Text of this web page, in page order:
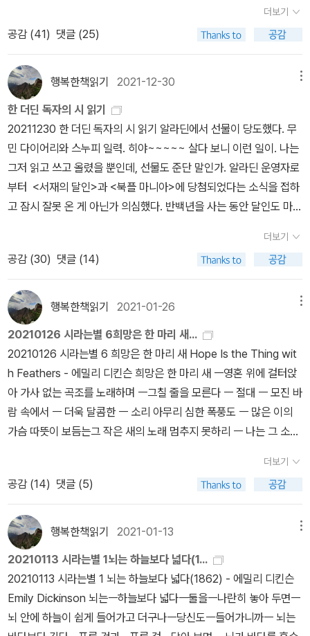
시를 이렇게밖에 알지 못해요. 다른 방법이 있나요? ㅡ 에밀리 디킨
슨이 토머스 웬트워스 히긴슨에게 보낸 편지에서
못하고 말았다! 그 다음에는 '태평광기' 완질이 기다리고 있고!)3. 디
다스칼리 - 수상쩍을 정도로 몰리에르 희곡에 진심인 출판사여기는
얼마 전에 북펀드를 통해 처음 알게 되었다. 몰리에르 희곡이라면 언
제든 환영이다. 그렇잖아도 대부분의 번역서가 '몰리에르 작품집'이니
'몰리에르 희곡선'이니 하는 이름이다 보니, 이것저것 중복되는 작품
이 많아서 좀 솎아내려고 하던 참이었다. 급기야 갖고 있는 번역서를
찾아내서 마루에 쌓아두고 차일피일하던 참이었는데, 희한하게도 몰
리에르를 집중적으로 간행하는 출판사가 있다기에 자연히 호기심이
생겼다. 현재 세 권까지 나왔는데 분량에 비해 가격이 비싼 편으로 보
인다. 몰리에르에 대한 관심은 작년엔가 재작년엔가 '돈 후안' 전설을
이용한 작품 예닐곱 종을 연이어 읽고, 비교적 최근에는 주디스 슈클
라 책 때문에 덩달아 '타르튀프'까지 읽으면서 간만에 부활했는데, 그
와중에 이것저것 메모한 내용을 아직 다 정리하지는 못했다.가만 보
르네유 희곡 선집도 전공자 한 명이 번역했는데, 결국 이런 종류의 책
은 누군가 한 명이 작정하고 달려들어야만 뭔가 결과가 나오는 것인
가 하는 생각이 들기도 한다. 천하의 플라톤도 이제이북스/정암학당
전집은 완간되지 못하고 출판사를 옮기고 말았는데 (근데 이렇게 되
면 지금까지 꾸준히 사 모은 독자들을 엿먹이는 것 아닌가? 최소한
판형이나 디자인만큼은 구판과 맞춰주었어야지!) 과연 몰리에르 시리
즈는 어디까지 이어질 수 있을까 궁금한데... 어째서인지 맨 처음 나온
책은 이미 품절이어서 벌써부터 살짝 불안해지기도 한다.4. 파시클 -
른 책들도 내고 있지만 디킨슨 시 선집을 다섯 권이나 내놓았다. 역시
나 분량에 비해 가격이 비싼 편인데, 특히 번역이 좋지 않기 때문에 더
욱 그렇게 생각된다. 디킨슨 시를 영어로 읽어보면 어떤 것은 쉬운 편
이지만, 또 어떤 것은 단어가 끊기거나 도치되는 경우가 많아서 나귀
님도 종종 어떻게 해석해야 하나 난감할 때가 많은데, 기존 번역서 중
에서는 그런 난점을 제대로 소화하지 못하는 경우가 의외로 많다. 예
를 들어 '영혼은 제 무리를 스스로 선택한다'라는 시의 경우, 민음사의
강은교 번역본에 수록된 내용은 1980년대 구판부터 2010년대 최신
판까지 줄곧 오역으로 남아 있다.(나귀님이 확인한 것 중에서 가장 정
일을 앞으로 평생 잊지 못할 것이다. 올리브 키터리지가 말했다.'어쩜,
나는 늘 2월의 햇빛을 사랑했어.' 올리브가 천천히 고개를 저었다.'어
좀 봐.'(<다시, 올리브> 햇빛 중 224 쪽)작년 2 월에 <다시, 올리브>
를 읽었었다. 햇빛이란 단편을 읽고 나니, 그 날의 햇빛들이 다시 보이
기 시작했다. 비록 사진은 2 월 한낮의 햇빛은 아니고, 2 월 오후께 햇
빛이었던 것같다.자연의 풍경을 면밀히 살펴보고 느끼는 작가였기에
소설은 더욱 다정하게 파고드는 것 같다. 쓸쓸한 노년의 삶에 귀를 기
울여 읽다 보면, 저 자리에 앉아, 2 월의 햇빛을 해바라기 한 느낌이
다. 뜨겁지는 않지만, 은근하게 따뜻한 기온이 온종일 감돈다.엘리자
베스 스트라우트 만세!이제 사다놓은 윌리엄 시리즈 읽으러 가야지!
말 정신없는 늦가을과 겨울을 보냈던 것같다.관련된 소설과 시집을
읽으면서 처음엔 느긋하게 여유를 부리다가 뒤늦게 발 등에 불이 떨
어진 격으로 벼락치기 공부 하듯 지난 달까지 완독해야 한다는 의무
감에 초조해 하면서 책을 읽었었다. 실로 시험치는 듯한 학생같은 심
정은 정말 오랜만이었던 듯하다.그래서 특별한 경험이었다. 제인 오
스틴, 샬럿 브론테, 에밀리 브론테, 메리 셸리, 이디스 워튼, 조지 엘리
엇등 19세기 고전 소설을 읽으면서 빨리 읽지 못해 초조할 때는 나는
왜 이런 소설들도 그동안 읽지 못해 이 고생인 것인가? 자책 반, 이 나
이에 이런 소설을 다시 읽어, 로맨스 감정을 살짝 느껴 보기도 한 감동
반을 얹어 독서 경험은 잊지 못할 듯 싶다. 사실 감동에 앞서 절반은
얄미운 인물들 욕하기 바빴지만...욕 하면서 더욱 그 인물은 잊지 못할
듯 싶다.시간이 지나고 나니 가장 기억에 많이 남는 소설은 오스틴의
<맨스필드 파크>와 샬럿 브론테의 <교수>와 <빌레뜨> 였는데 샬럿
남는다. 사실 빌레뜨 2 권은 시간에 쫓겨 후다닥 읽어버려 나중에 시
간이 허락된다면 재독을 할 생각이다. 언제가 될지는 기약이 없다
만....^^;;;*국내 소설 김숨 작가의 <숭고함은 나를 들여다보는 거야
> 국내 소설을 워낙 적게 읽어서 선택하기 쉬웠지만, 그렇다고 허투
루 읽히는 책은 아니다.'위안부' 고 김복동 할머님의 증언집을 작가가
소설로 만든 책이지만 한 편의 아름다운 시집처럼 읽힌다. 슬픔이 극
대화 될까 두려웠는데 절제미가 압축되어 있는 아름다운 책이다.동네
(마녀의 마법에는 계보가 없다 중 29쪽)친구인 수잔에게 편지를 쓰
면서 자연은 하루종일 한장면의 석양밖에 만들지 못했지만, 시인은
석양에 대한 시 2편을 완성해서 보내니 내게 더 낫다는 장난 같은 시
이다. 그 속에 친구를 향한 사랑스런 마음이 그대로 드러나서 그 마음
자체가 사랑스럽기 이를데 없다. 그런가 하면 시인은 사랑이 가지는
책임의 무게를 분명히 인식하고 있기도 했다. 사랑이 전부라는 것우
리가 사랑에 대해 아는 전부그것으로 충분하긴 한데 그 짐에비례하여
바퀴 자국이 나겠지 (절대 돌아올수 없는 것들 135쪽)그러나 이런
시들과 편지만으로 수잔과 시인의 관계를 동성애적 코드로 읽는 것은
무리가 있다는 생각이 든다. 시인이 사랑을 표현하는 방법이 일반인
보다 격렬한 것은 그 감수성으로 인해 어느정도 당연한 것이 아닐까
는걸 보면 말이다. 이후 수잔과 수잔의 집은 점점 지역문화의 중심이
되어가고, 시인 역시 그렇게 되었을 것으로 생각하기 쉽지만 이 때부
터 시인은 오히려 자신의 침실을 떠나지 않기 시작하는 것으로 보인
다. 1857년 무렵 시인이 20대 후반부터이다. 디킨슨은 얼마 지나지
이 파고 들어가기 시작했다. 남은 25년 동안 에밀리는 자신의 작은
책상에서 글을 쓰며 거의 침실을 떠나지 않았고, 육체가 없는 존재로
방문객을 맞아들이고, 손님들과는 응접실 문을 사이에 둔 채 대화를
이다. 영화든 책이든 이 은둔을 설명할 수 있는 결정적인 계기를 보여
주지 못한다. 또한 <시인의 정원>에서 보이는 시인이 정원을 가꾸고
고 활기찬지 은둔을 하는 자의 모습을 전혀 찾을 수가 없다. 그녀가 왜
은둔했는지는 결국 영원한 미스테리로 남을 수 밖에 없다. <진리의
발견>에서는 시인의 은둔을 '자신의 유별난 내면을 그 시대가 요구하
는 겉모습과 맞추려고 고군분투하던 에밀리는 단순히 이제 더는 노력
하지 않는 길을 택한 것이다'( 509쪽)라고 표현한다. 시인의 시를 보
면 유난히 예민하고 극도로 자존감이 강하던 걸 보면 일리가 있다는
적이 없다. 만약 그녀의 시가 출판되었다면 출판사에서 독자를 배려
한 여러가지 조치를 취했겠지만 알다시피 그녀의 시는 생전에 겨우 7
었다. 그러니 에밀리 디킨슨이 이 시들에 대해서 독자를 고려할 이유
가 없는것이다. 제목도 없고, 해설도 없고, 단서도 없다. 자신의 말을
자신이 다 알아듣는데 그게 왜 필요하겠냐고 말이다. 그러므로 지금
에 와서 그녀의 시를 읽는 나같은 독자는 정말 미치고 팔딱 뛸 노릇인
거다.그런 와중에 유레카를 외치고 싶은 책을 발견했다. 책을 소개하
기 전에 이 글을 읽거나 에밀리 디킨슨의 시를 읽고자 계획하는 분들
을 위해 간단한 테스트를 해보자. 테스트 통과 여부에 따라 추천책이
달라진다. ^^정답은 글의 가장 아래쪽에 적겠습니다. 미리 보지 마세
은 2개, 1연의 소재와 2연의 소재를 맞추면 됩니다. 그녀는 놀이하면
서 꺼져갔다,장난치면서 멀어져 갔다자신이 임대한 얼룩진 시간 동안
에,그런 다음 개구쟁이처럼 유쾌하게 내려앉았다꽃의 침상 위에.그녀
의 유령이 언덕 위에 살며시 산책했다어제도, 그리고 오늘도,은빛 양
털 복장을 하고서ㅡ물안개 같은 표정을 지으며.사실 에밀리 디킨슨이
이 시의 소재가 뭐라고 말한 적도 없으므로 정답이 있는건 아닙니다.
그래도 저보다 훌륭하신 분이 이 시의 소재는 뭐라고 알려주셨습니
다.1. 이 시를 읽은 분 중에 이 시의 소재를 맞추신 분 또는 자기 나름
의 또 다른 해석이 가능하신 분네 훌륭하십니다. 이런 분은 그냥 시인
이라고 저는 생각합니다. 그런 분을 위한 추천 도서입니다. 그냥 에밀
리 시집 아무거나 읽으시면 됩니다. 아래 책 중 <고독은 잴 수 없는 것
시길...... 2. 위 시를 읽고 무슨 귀신 씨나락 까먹는 소리냐? 뭘 말하는
건지 도통 모르겠다.(다들 예상하시다시피 저는 바로 이 2번입니다.)
이런 분들. 바로 그런 분들을 위한 책을 소개하는 것이 이 글의 목적이
기도 합니다. 이 책의 저자이신 나희경 선생님께서 말씀하시길디킨
슨 시의 표현상 특징은 극도로 압축된 시어와 독창적인 은유, 고유한
이미지, 독특한 표기법 등으로 요약될 수 있다. - 6쪽 보라. 그냥 디
킨슨은 엄청나게 독창적이고, 고유하며, 독특한 한 마디로 자기 쪼대
로 시를 썼다는 거죠. 그래서 영문학자이신 선생님께서 그야말로 저
제인 오스틴 <노생거 사원> 5장제인 오스틴 <맨스필드 파크> 제인
오스틴 <설득> 6장존 밀턴 <실낙원> - 주구장창 언급이 된다고 합
니다 7장조지 엘리엇 <미들 마치> - 무려 1416쪽이고 30년 전의
번역판이 개정되어 나온 것입니다. 구입 전 신중하게 고민을 해 보시
길.. - 지만지 고전천줄 시리즈에 축약본이 있습니다. (왼편의 완역
판 번역을 참고하여 만들어졌다고 합니다) 메리 셸리 <프랑켄슈타
인>8장에밀리 브론테 <폭풍의 언덕> 9장샬롯 브론테 <교수> 10장
샬롯 브론테 <제인 에어> 존 버니언 <천로 역정> 11장샬롯 브론테
<셜리 Shirley> (번역되지 않음) 12장샬롯 브론테 <빌레트> 13장
조지 엘리엇 <벗겨진 베일> 14장조지 엘리엇 <성직 생활의 장면들
Scences of Clerical Life> (번역되지 않음) 조지 엘리엇 <미들 마
치> 15-16장에밀리 디킨슨 시선집 (각각의 시를 확인해보지 못함)
라 리> (번역되지 않음)* 목록의 책 제목은 출판되어 있는 책의 제목
을 따랐으며, <다락방의 미친 여자> (개정 전) 에 나오는 제목과 차
이가 있을 수 있습니다. * 여러 페이지에 걸쳐 다루고 있는 작품만 포
함시켰고 일반 폰트 < 볼드체 < 볼드+파란색 글씨 순으로 내용 이
해에 필요한 것으로 생각됩니다 (제 생각). - 북플에서는 이 구분이
안 보입니다. * 번역본이 없는 경우 포함시키지 않았습니다.* 마거
릿 풀러, 엘리자베스 배럿 브라우닝, 에밀리 브론테 등에 대해 궁금하
시면 마리아 포포바의 <진리의 발견>이 도움이 됩니다. * 제가 모
환영합니다. 제보해 주시면 수정 반영하겠습니다 :)+ 밀턴의 <실낙
원> 이 가장 큰 복병이 될 것 같은 느낌이 드는군요.
더보기
공감 (41) 댓글 (25)
행복한책읽기 2021-12-30
한 더딘 독자의 시 읽기
20211230 한 더딘 독자의 시 읽기 ​알라딘에서 선물이 당도했다. 무
민 다이어리와 스누피 일력. 히야~~~~~ 살다 보니 이런 일이. 나는
그저 읽고 쓰고 올렸을 뿐인데, 선물도 준단 말인가. 알라딘 운영자로
부터 <서재의 달인>과 <북플 마니아>에 당첨되었다는 소식을 접하
고 잠시 잘못 온 게 아닌가 의심했다. 반백년을 사는 동안 달인도 마니
럼 읽고 쓰기를 무슨 놀이처럼 해본 적이 없다. <서재의 달인>은 그
런 알라디너들만 되는 줄 알았더니, 히야~~~~ 나 같은 자에게도 당
첨의 행운이 . . . . . . 그 행운에 박차를 가해준 이들이 있었으니 . . . .
바로 플친들이었다. 달인 선정 기준에 이런 항목이 들어 있었다.​2) 서
재의 달인은 마이리뷰, 마이페이퍼, 100자평, 친구수, 팔로잉 수, 팔
로워 수, '좋아요' 받은 횟수, '좋아요' 한 횟수 등을 가중치 고려하여
종합적으로 집계하며, 북플 마니아는 북플 출석횟수, 글작성수, 독보
적 활동 내역, 각종 소셜 활동을 종합적으로 집계하여 선정하고 있습
니다.​​그러니까 내 힘만으로 된 것이 아니었다. 친구가 되어 주고 '좋아
요'를 눌러 주고 댓글을 달아준 플친들이 있었기에 가능한 일이었다.
그러니까 세상살이는, 하물며 온라인살이도, 나만 잘한다고 잘 되는
것이 아님을 깨닫게 했다. 지난 일 년간 알라딘 서재와 북플은 나에게
'멋진 신세계'였다. 플친들에게 정말 감사드린다. 감사의 선물(과연 선
^ ​1. 이산하 시집 『악의 평범성』 『한라산』 『존재의 놀이』 올해 '이산
하'라는 시인을 만나 참 좋았다. 이이의 시집은 어느 것 하나 쉽게 읽
히지 않지만, 그럼에도 가장 좋았던 것은 내 머리와 가슴을 가장 크게
울렸기 때문이다. 그의 시들은 외면해서는 안 되는 이야기들을 시로
쓴 역사였다. <한라산>은 제주 4.3사건을 '가스실 없는 한국판 아우
슈비츠'로, <악의 평범성>은 <한라산>의 문제의식을 현재 시점으로,
<존재의 놀이>는 '아무런 모순 없이 나는 '나'라고 말할 수가 없'는 존
더보기
공감 (30) 댓글 (14)
행복한책읽기 2021-01-26
20210126 시라는별 6희망은 한 마리 새...
20210126 시라는별 6 희망은 한 마리 새 Hope Is the Thing wit
h Feathers - 에밀리 디킨슨 희망은 한 마리 새 ㅡ영혼 위에 걸터앉
아 가사 없는 곡조를 노래하며 ㅡ그칠 줄을 모른다 ㅡ 절대 ㅡ 모진 바
람 속에서 ㅡ 더욱 달콤한 ㅡ 소리 아무리 심한 폭풍도 ㅡ 많은 이의
가슴 따뜻이 보듬는그 작은 새의 노래 멈추지 못하리 ㅡ 나는 그 소리
무리 ㅡ 절박해도 그건 내게 빵 한 조각 ㅡ 청하지 않았다 파시클 출판
사에서 에밀리 디킨슨 시선집이 그림 시집과 함께 시리즈로 출간되었
길래 첫 권을 구매했다. 그림시집 4권. 시선집 4권이다. 번역가가 디
킨슨 아카이브에서 1800편의 시들을 직접 고르고 엄선해 번역했다.
옮긴이 소개글을 보니 에밀리 디킨슨의 시를 읽다 페미니즘으로 전공
을 바꿔 틈틈이 시인의 시를 읽고 번역해 시집으로 만들고 있다고 한
다. 마치 에밀리 디킨슨이 날마다 시를 쓰고 모아진 시들을 바느질로
엮어 책자를 만든 것처럼.에밀리 디킨슨의 시를 사랑하는 독자로서
번역가의 이런 노고에 박수를 쳐주고 싶고 그의 시를 이렇게나 많이
더보기
공감 (14) 댓글 (5)
행복한책읽기 2021-01-13
20210113 시라는별 1뇌는 하늘보다 넓다(1...
20210113 시라는별 1 뇌는 하늘보다 넓다(1862) - 에밀리 디킨슨
Emily Dickinson 뇌는ㅡ하늘보다 넓다ㅡ둘을ㅡ나란히 놓아 두면ㅡ
뇌 안에 하늘이 쉽게 들어가고 더구나ㅡ당신도ㅡ들어가니까ㅡ 뇌는